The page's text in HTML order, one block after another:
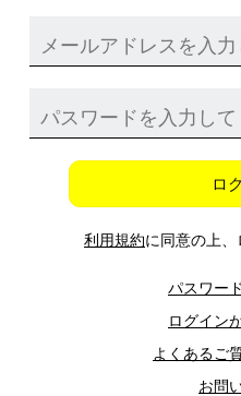
ロ
利用規約に同意の上、
パスワー
ログイン
よくあるご
お問